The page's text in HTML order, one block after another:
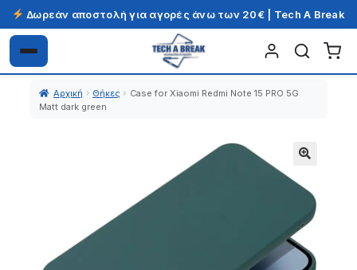
Δωρεάν αποστολή για αγορές άνω των 20€ | Tech A Break
Απευθείας
μετάβαση
Μετάβαση
σε
περιεχόμενο
Αρχική Θήκες
Case for Xiaomi Redmi Note 15 PRO 5G
Matt dark green